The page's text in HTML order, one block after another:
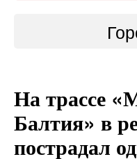
На трассе
Балтия» в
пострадал